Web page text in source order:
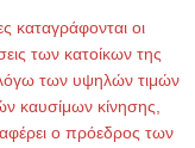
καταγράφονται οι
των κατοίκων της
των υψηλών τιμών
καυσίμων κίνησης,
ο πρόεδρος των